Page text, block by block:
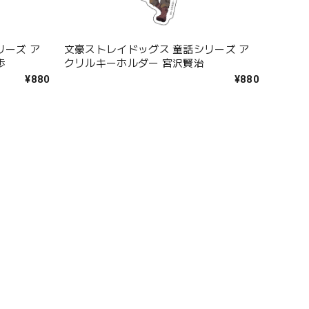
ーズ ア
¥880
文豪ストレイドッグス 童話シリーズ ア
クリルキーホルダー 宮沢賢治
¥880